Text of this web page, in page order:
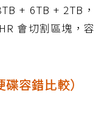
+ 6TB + 2TB，
會切割區塊，容
容錯比較）